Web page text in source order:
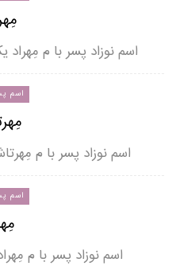
اسم نوزاد پسر با م
اسم
اسم نوزاد پسر با م
اسم
اسم نوزاد پسر با م